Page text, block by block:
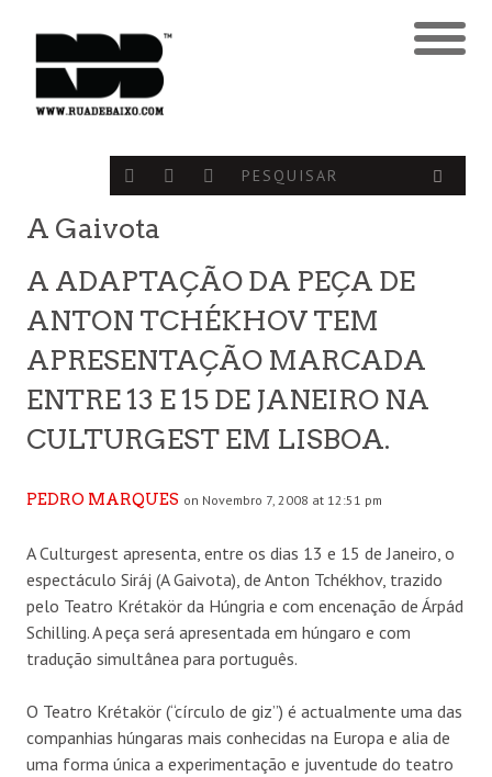
A Gaivota
A ADAPTAÇÃO DA PEÇA DE
ANTON TCHÉKHOV TEM
APRESENTAÇÃO MARCADA
ENTRE 13 E 15 DE JANEIRO NA
CULTURGEST EM LISBOA.
PEDRO MARQUES on Novembro 7, 2008 at 12:51 pm
A Culturgest apresenta, entre os dias 13 e 15 de Janeiro, o
espectáculo Siráj (A Gaivota), de Anton Tchékhov, trazido
pelo Teatro Krétakör da Húngria e com encenação de Árpád
Schilling. A peça será apresentada em húngaro e com
tradução simultânea para português.
O Teatro Krétakör (“círculo de giz”) é actualmente uma das
companhias húngaras mais conhecidas na Europa e alia de
uma forma única a experimentação e juventude do teatro